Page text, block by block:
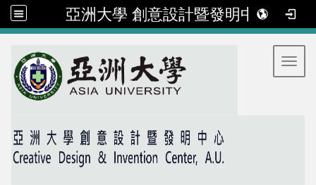
亞洲大學 創意設計暨發明中心